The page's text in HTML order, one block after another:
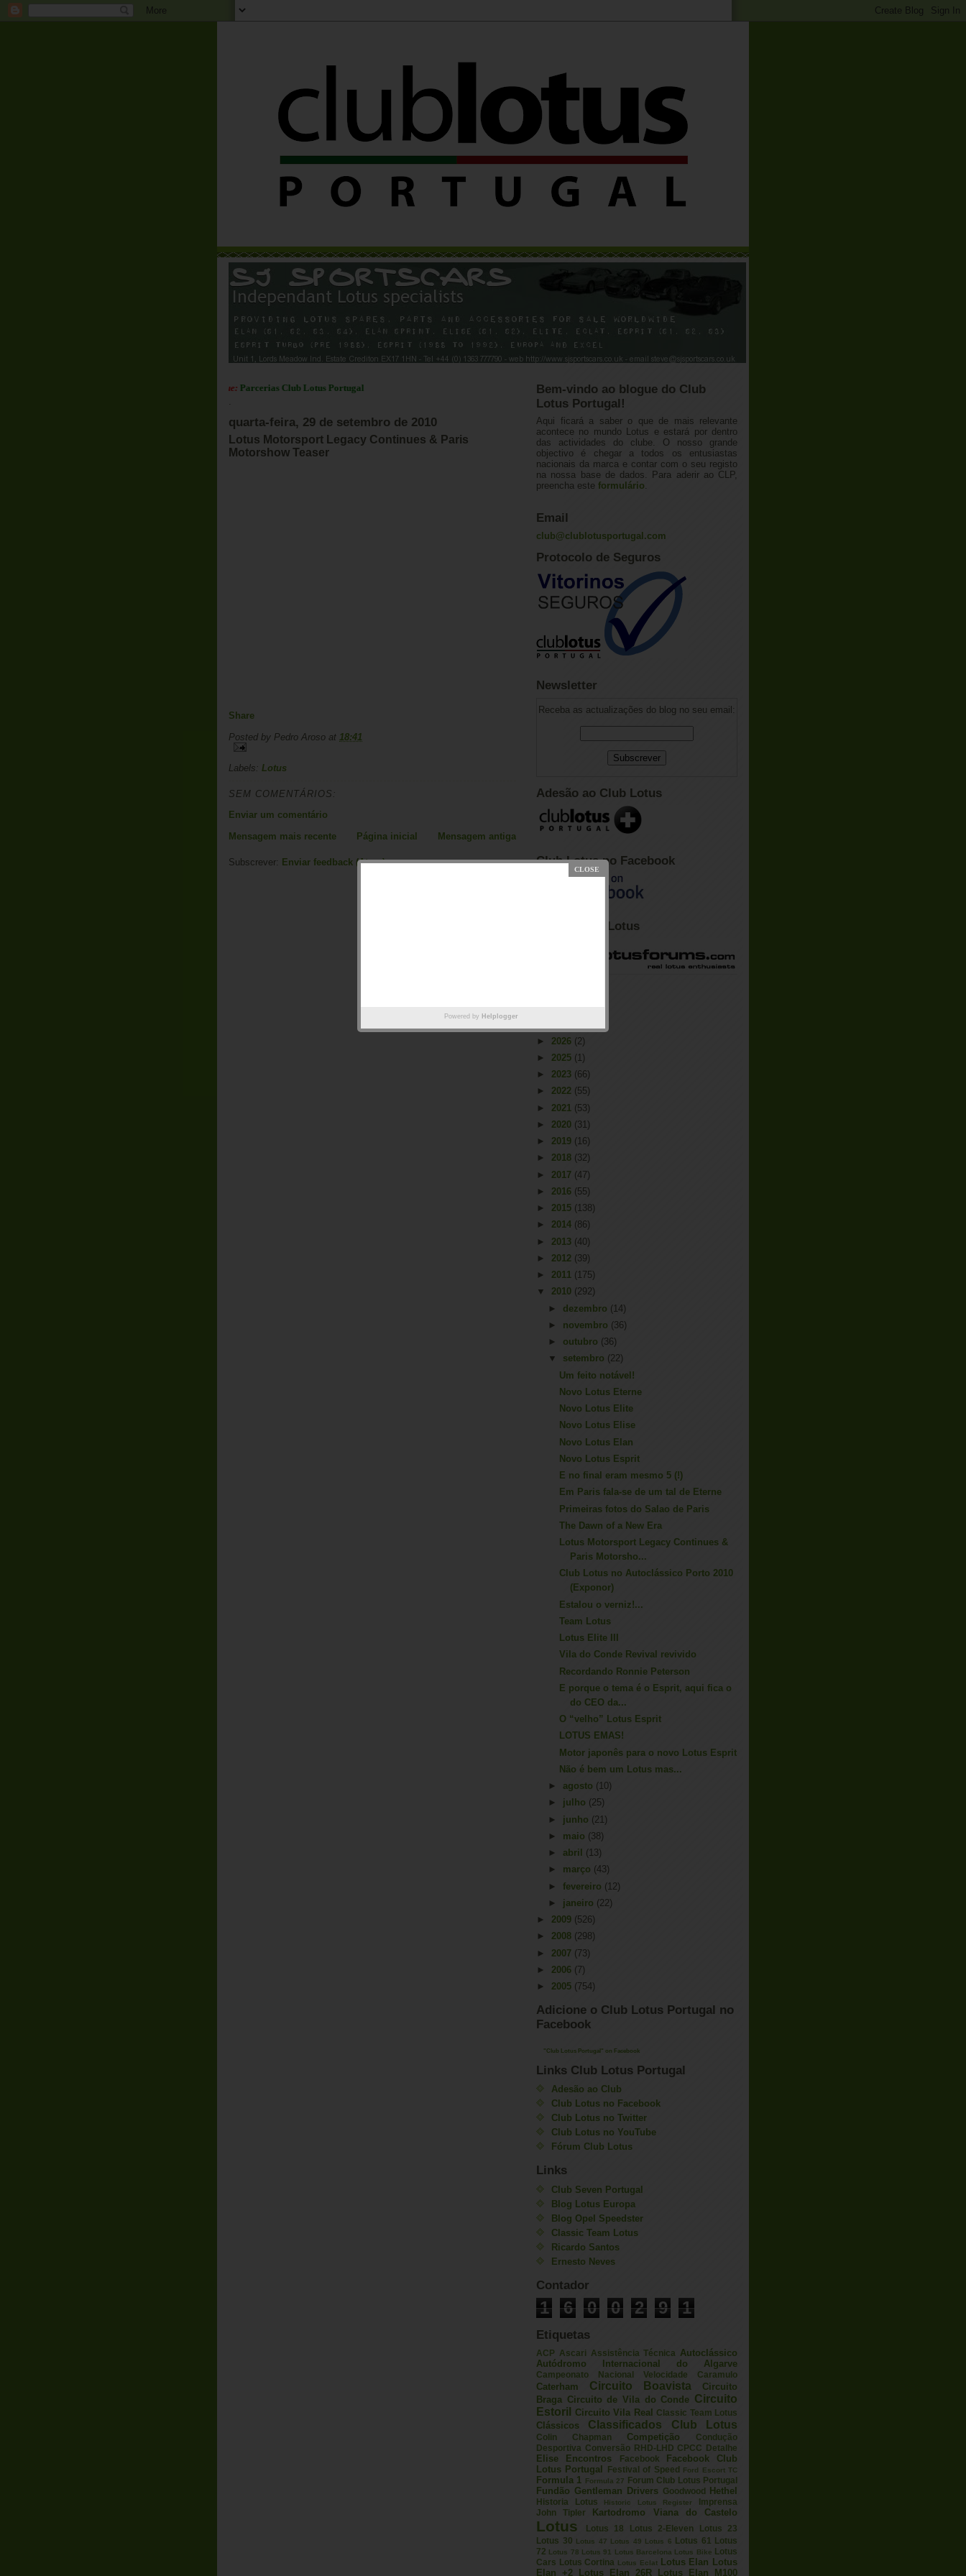
Parcerias Club Lotus Portugal
quarta-feira, 29 de setembro de 2010
Lotus Motorsport Legacy Continues & Paris
Motorshow Teaser
Share
Posted by Pedro Aroso at 18:41
Labels: Lotus
SEM COMENTÁRIOS:
Enviar um comentário
Mensagem mais recente
Mensagem antiga
Página inicial
Subscrever: Enviar feedback (Atom)
Bem-vindo ao blogue do Club
Lotus Portugal!
Aqui ficará a saber o que de mais relevante
acontece no mundo Lotus e estará por dentro
das actividades do clube. O nosso grande
objectivo é chegar a todos os entusiastas
nacionais da marca e contar com o seu registo
na nossa base de dados. Para aderir ao CLP,
preencha este formulário.
Email
club@clublotusportugal.com
Powered by Helplogger
Protocolo de Seguros
Newsletter
Receba as actualizações do blog no seu email:
Adesão ao Club Lotus
Club Lotus no Facebook
Fórum Club Lotus
► 2026 (2)
► 2025 (1)
► 2023 (66)
► 2022 (55)
► 2021 (53)
► 2020 (31)
► 2019 (16)
► 2018 (32)
► 2017 (47)
► 2016 (55)
► 2015 (138)
► 2014 (86)
► 2013 (40)
► 2012 (39)
► 2011 (175)
▼ 2010 (292)
► dezembro (14)
► novembro (36)
► outubro (36)
▼ setembro (22)
Um feito notável!
Novo Lotus Eterne
Novo Lotus Elite
Novo Lotus Elise
Novo Lotus Elan
Novo Lotus Esprit
E no final eram mesmo 5 (!)
Em Paris fala-se de um tal de Eterne
Primeiras fotos do Salao de Paris
The Dawn of a New Era
Lotus Motorsport Legacy Continues &
Paris Motorsho...
Club Lotus no Autoclássico Porto 2010
(Exponor)
Estalou o verniz!...
Team Lotus
Lotus Elite III
Vila do Conde Revival revivido
Recordando Ronnie Peterson
E porque o tema é o Esprit, aqui fica o
do CEO da...
O “velho” Lotus Esprit
LOTUS EMAS!
Motor japonês para o novo Lotus Esprit
Não é bem um Lotus mas...
► agosto (10)
► julho (25)
► junho (21)
► maio (38)
► abril (13)
► março (43)
► fevereiro (12)
► janeiro (22)
► 2009 (526)
► 2008 (298)
► 2007 (73)
► 2006 (7)
► 2005 (754)
Adicione o Club Lotus Portugal no
Facebook
"Club Lotus Portugal" on Facebook
Links Club Lotus Portugal
Adesão ao Club
Club Lotus no Facebook
Club Lotus no Twitter
Club Lotus no YouTube
Fórum Club Lotus
Links
Club Seven Portugal
Blog Lotus Europa
Blog Opel Speedster
Classic Team Lotus
Ricardo Santos
Ernesto Neves
Contador
1 6 0 0 2 9 1
Etiquetas
ACP Ascari Assistência Técnica
Autoclássico
Autódromo Internacional do Algarve
Campeonato Nacional Velocidade Caramulo
Caterham Circuito Boavista
Circuito
Braga Circuito de Vila do Conde Circuito
Estoril
Circuito Vila Real Classic Team Lotus
Clássicos Classificados Club Lotus
Colin Chapman Competição
Condução
Desportiva Conversão RHD-LHD CPCC Detalhe
Elise Encontros Facebook
Facebook Club
Lotus Portugal
Festival of Speed Ford Escort TC
Formula 1 Formula 27 Forum Club Lotus Portugal
Fundão Gentleman Drivers Goodwood Hethel
Historia Lotus Historic Lotus Register
Imprensa
John Tipler
Kartodromo Viana do Castelo
Lotus Lotus 18 Lotus 2-Eleven
Lotus 23
Lotus 30 Lotus 47 Lotus 49 Lotus 6 Lotus 61
Lotus
72 Lotus 78 Lotus 91 Lotus Barcelona Lotus Bike Lotus
Cars Lotus Cortina Lotus Eclat Lotus Elan Lotus
Elan +2
Lotus Elan 26R Lotus Elan M100